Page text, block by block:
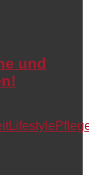
und
Lifestyle